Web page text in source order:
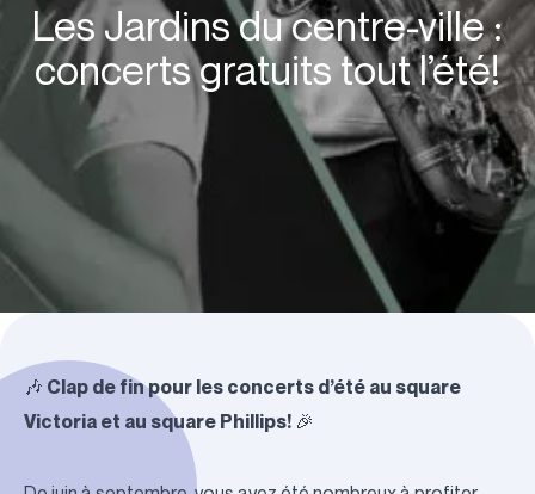
Les Jardins du centre-ville :
concerts gratuits tout l’été!
🎶 Clap de fin pour les concerts d’été au square
Victoria et au square Phillips! 🎉